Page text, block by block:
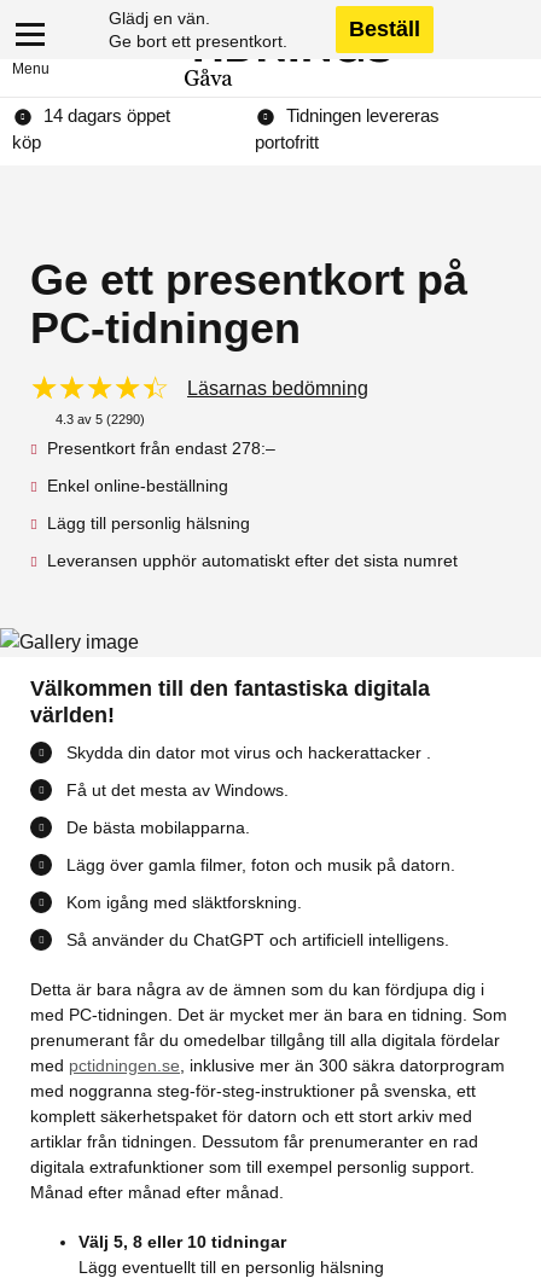
14 dagars öppet
köp
Tidningen levereras
portofritt
Menu
Ge ett presentkort på
PC-tidningen
4.3 av 5 (2290)
☆☆☆☆☆
★★★★★ Läsarnas bedömning
Presentkort från endast 278:–
Enkel online-beställning
Lägg till personlig hälsning
Leveransen upphör automatiskt efter det sista numret
Välkommen till den fantastiska digitala
världen!
Skydda din dator mot virus och hackerattacker .
Få ut det mesta av Windows.
De bästa mobilapparna.
Lägg över gamla filmer, foton och musik på datorn.
Kom igång med släktforskning.
Så använder du ChatGPT och artificiell intelligens.
Detta är bara några av de ämnen som du kan fördjupa dig i
med PC-tidningen. Det är mycket mer än bara en tidning. Som
prenumerant får du omedelbar tillgång till alla digitala fördelar
med pctidningen.se , inklusive mer än 300 säkra datorprogram
med noggranna steg-för-steg-instruktioner på svenska, ett
komplett säkerhetspaket för datorn och ett stort arkiv med
artiklar från tidningen. Dessutom får prenumeranter en rad
digitala extrafunktioner som till exempel personlig support.
Månad efter månad efter månad.
Välj 5, 8 eller 10 tidningar
Lägg eventuellt till en personlig hälsning
Glädj en vän.
Ge bort ett presentkort.
Beställ